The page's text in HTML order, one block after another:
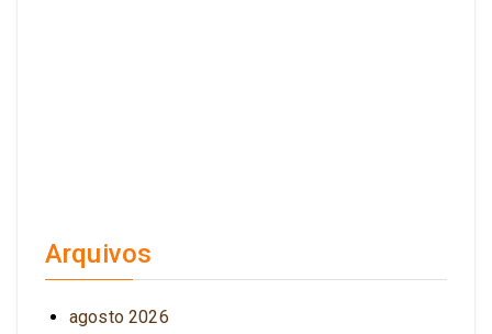
Arquivos
agosto 2026